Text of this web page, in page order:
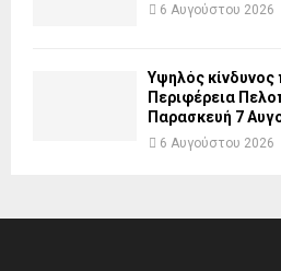
6 Αυγούστου 2026
Υψηλός κίνδυνος
Περιφέρεια
Παρασκευή 7
6 Αυγούστου 2026